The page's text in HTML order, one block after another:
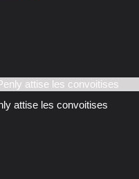
attise les convoitises